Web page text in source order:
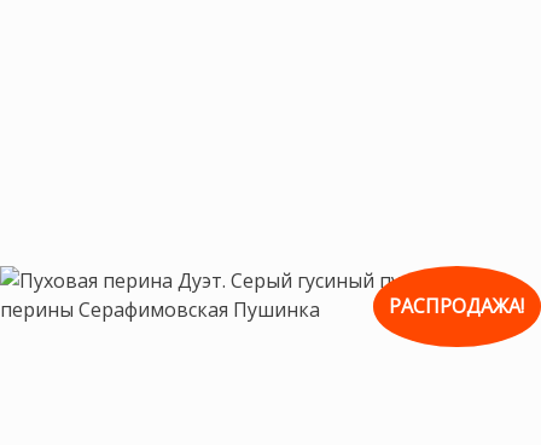
РАСПРОДАЖА!